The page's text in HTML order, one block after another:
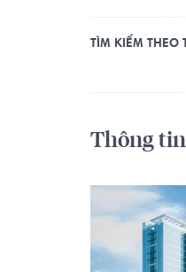
TÌM KIẾM THEO
Thông